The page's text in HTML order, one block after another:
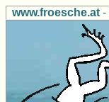
www.froesche.at -